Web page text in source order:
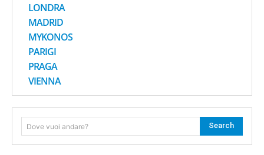
LONDRA
MADRID
MYKONOS
PARIGI
PRAGA
VIENNA
Dove vuoi andare? Search